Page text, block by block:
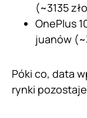
(~3135
OnePlus
juanów
Póki co, data
rynki